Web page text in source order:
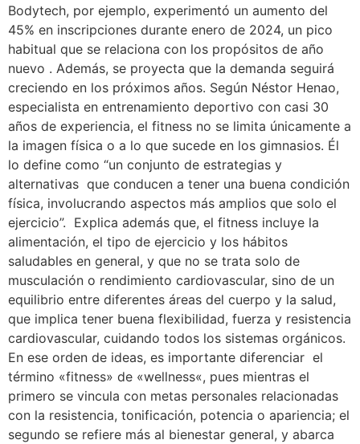
Bodytech, por ejemplo, experimentó un aumento del
45% en inscripciones durante enero de 2024, un pico
habitual que se relaciona con los propósitos de año
nuevo . Además, se proyecta que la demanda seguirá
creciendo en los próximos años. Según Néstor Henao,
especialista en entrenamiento deportivo con casi 30
años de experiencia, el fitness no se limita únicamente a
la imagen física o a lo que sucede en los gimnasios. Él
lo define como “un conjunto de estrategias y
alternativas que conducen a tener una buena condición
física, involucrando aspectos más amplios que solo el
ejercicio”. Explica además que, el fitness incluye la
alimentación, el tipo de ejercicio y los hábitos
saludables en general, y que no se trata solo de
musculación o rendimiento cardiovascular, sino de un
equilibrio entre diferentes áreas del cuerpo y la salud,
que implica tener buena flexibilidad, fuerza y resistencia
cardiovascular, cuidando todos los sistemas orgánicos.
En ese orden de ideas, es importante diferenciar el
término «fitness» de «wellness«, pues mientras el
primero se vincula con metas personales relacionadas
con la resistencia, tonificación, potencia o apariencia; el
segundo se refiere más al bienestar general, y abarca